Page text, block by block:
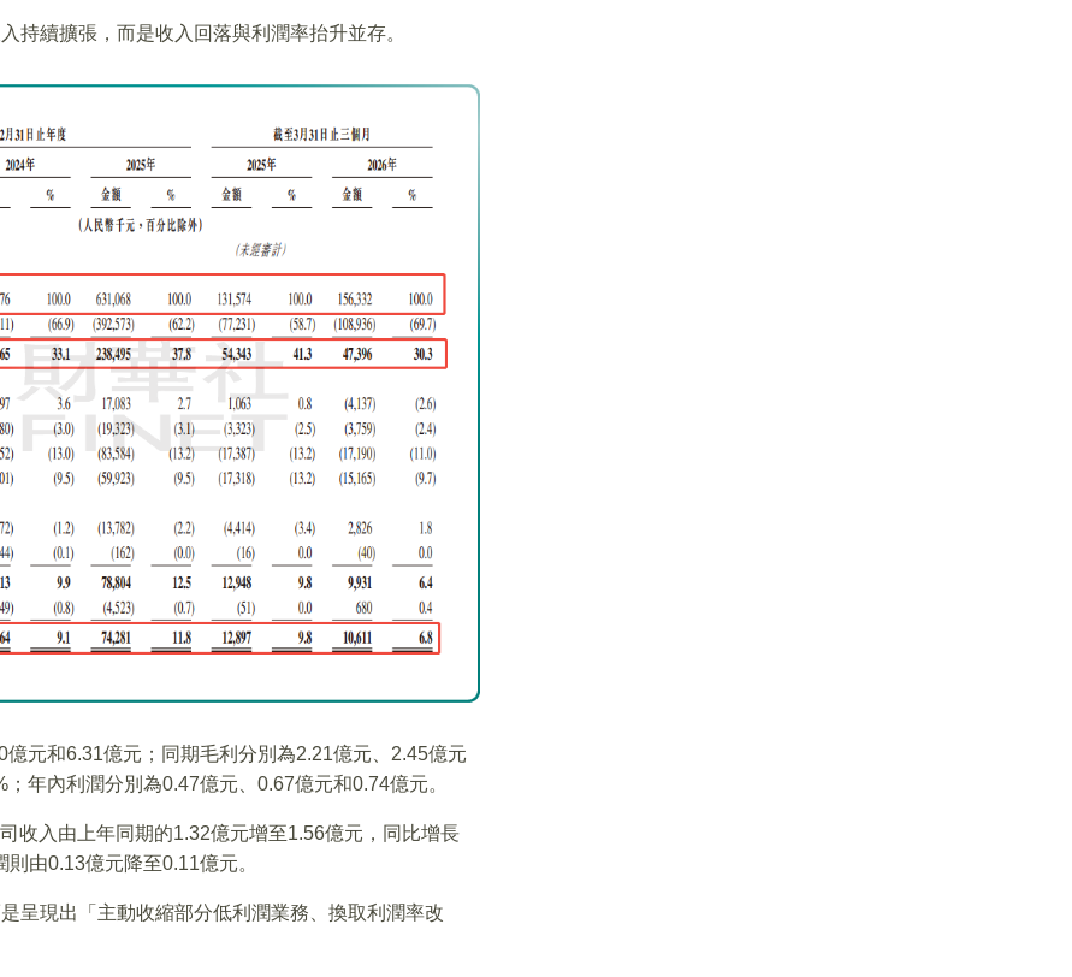
持續擴張，而是收入回落與利潤率抬升並存。
元和6.31億元；同期毛利分別為2.21億元、2.45億元
年內利潤分別為0.47億元、0.67億元和0.74億元。
收入由上年同期的1.32億元增至1.56億元，同比增長
由0.13億元降至0.11億元。
呈現出「主動收縮部分低利潤業務、換取利潤率改